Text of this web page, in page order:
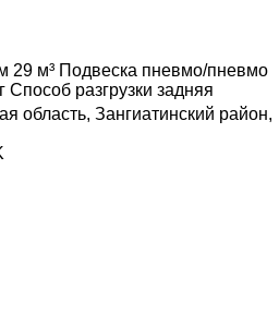
29 м³ Подвеска пневмо/пневмо
Способ разгрузки задняя
область, Зангиатинский район,